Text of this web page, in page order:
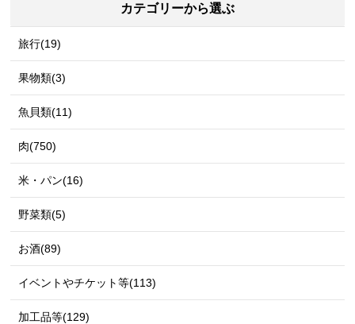
カテゴリーから選ぶ
旅行(19)
果物類(3)
魚貝類(11)
肉(750)
米・パン(16)
野菜類(5)
お酒(89)
イベントやチケット等(113)
加工品等(129)